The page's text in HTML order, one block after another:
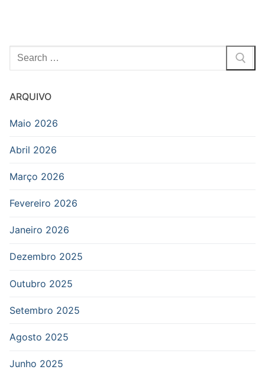
Pesquisar
ARQUIVO
Maio 2026
Abril 2026
Março 2026
Fevereiro 2026
Janeiro 2026
Dezembro 2025
Outubro 2025
Setembro 2025
Agosto 2025
Junho 2025